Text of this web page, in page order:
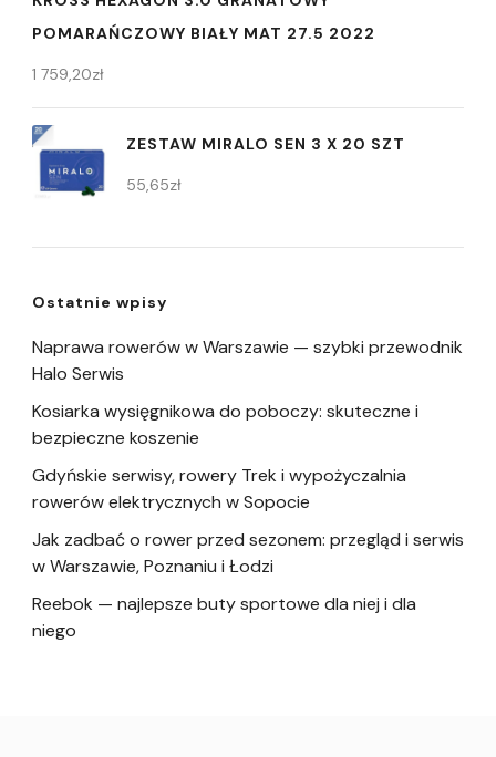
POMARAŃCZOWY BIAŁY MAT 27.5 2022
1 759,20zł
ZESTAW MIRALO SEN 3 X 20 SZT
55,65zł
Ostatnie wpisy
Naprawa rowerów w Warszawie — szybki przewodnik
Halo Serwis
Kosiarka wysięgnikowa do poboczy: skuteczne i
bezpieczne koszenie
Gdyńskie serwisy, rowery Trek i wypożyczalnia
rowerów elektrycznych w Sopocie
Jak zadbać o rower przed sezonem: przegląd i serwis
w Warszawie, Poznaniu i Łodzi
Reebok — najlepsze buty sportowe dla niej i dla
niego